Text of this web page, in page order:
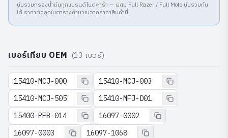
นับรวมกรองน้ำมันทุกแบรนด์ในตะกร้า — ผสม Full Razer / Full Moto นับรวมกัน
ได้ ราคาต่อลูกในตารางคำนวณจากราคาสินค้านี้
เบอร์เทียบ OEM (13 เบอร์)
15410-MCJ-000
15410-MCJ-003
15410-MCJ-505
15410-MFJ-D01
15400-PFB-014
16097-0002
16097-0003
16097-1068